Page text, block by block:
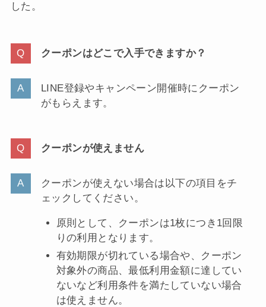
した。
クーポンはどこで入手できますか？
LINE登録やキャンペーン開催時にクーポン
がもらえます。
クーポンが使えません
クーポンが使えない場合は以下の項目をチ
ェックしてください。
原則として、クーポンは1枚につき1回限
りの利用となります。
有効期限が切れている場合や、クーポン
対象外の商品、最低利用金額に達してい
ないなど利用条件を満たしていない場合
は使えません。